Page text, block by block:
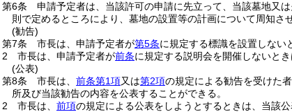
第6条
申請予定者は、当該許可の申請に先立って、当該墓地又
則で定めるところにより、墓地の設置等の計画について周知さ
(勧告)
第7条
市長は、申請予定者が第5条に規定する標識を設置しない
2
市長は、申請予定者が前条に規定する説明会を開催しないと
(公表)
第8条
市長は、 前条第1項又は第2項の規定による勧告を受けた
所及び当該勧告の内容を公表することができる。
2
市長は、 前項の規定による公表をしようとするときは、当該